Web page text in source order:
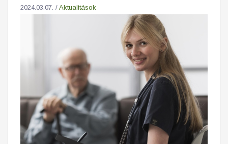
2024.03.07. / Aktualitások